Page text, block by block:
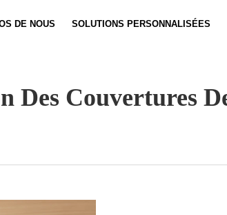
DE NOUS SOLUTIONS PERSONNALISÉES
Des Couvertures